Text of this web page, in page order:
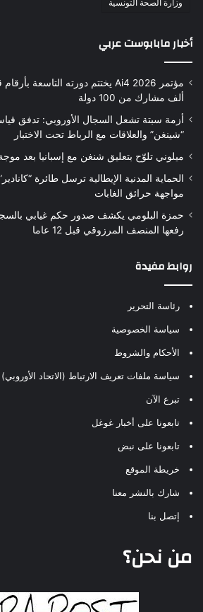
وزارة الصحة التونسية
أخبار مابابوست عربي
ألف مشارك من 100 دولة
أزمة سبتة تشعل السجال الأوروبي: تدفق
“شينغن” والعلاقات مع الرباط تحت الاختبار
ميلوني تلوّح بتعليق شنغن مع إسبانيا بعد
الحماية المدنية الإيطالية ترسل طائرة
مواجهة حرائق الغابات
حمزة البلومي يكشف صدور حكم غيابي
رفعها المنصف المرزوقي قبل 12 عاما
روابط مفيدة
رئاسة التحرير
سياسة الخصوصية
الأحكام والشروط
سياسة ملفات تعريف الارتباط (الاتحاد الأوروبي)
تبرع الآن
تابعونا على أخبار غوغل
تابعونا على نبض
خريطة الموقع
شارك بالنشر معنا
إتصل بنا
من نحن؟